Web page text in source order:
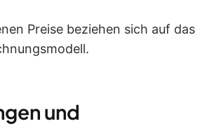
Preise beziehen sich auf das
und